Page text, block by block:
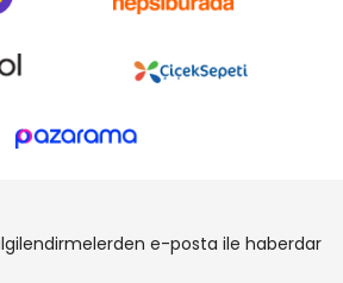
e-posta ile haberdar